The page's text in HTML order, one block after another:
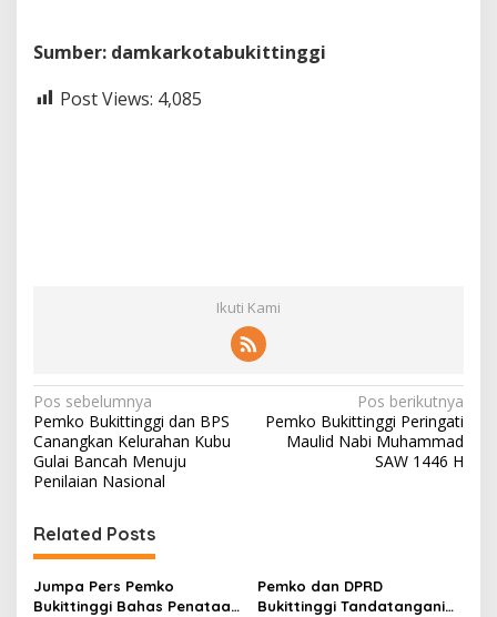
Sumber: damkarkotabukittinggi
Post Views: 4,085
Ikuti Kami
N
a
v
g
a
s
Pos sebelumnya
Pemko Bukittinggi dan BPS
Canangkan Kelurahan Kubu
Gulai Bancah Menuju
Penilaian Nasional
Pos berikutnya
Pemko Bukittinggi Peringati
Maulid Nabi Muhammad
SAW 1446 H
Related Posts
Jumpa Pers Pemko
Bukittinggi Bahas Penataan
Pemko dan DPRD
Bukittinggi Tandatangani